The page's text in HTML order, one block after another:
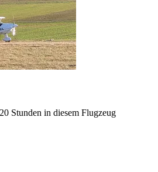
Stunden in diesem Flugzeug